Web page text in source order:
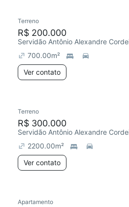
Terreno
R$ 200.000
Servidão Antônio Alexandre
700.00m²
Ver contato
Terreno
R$ 300.000
Servidão Antônio Alexandre
2200.00m²
Ver contato
Redecorar
Apartamento